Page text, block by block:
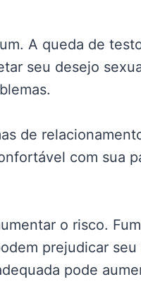
A queda de
seu desejo
de
com sua
o risco.
prejudicar seu
pode